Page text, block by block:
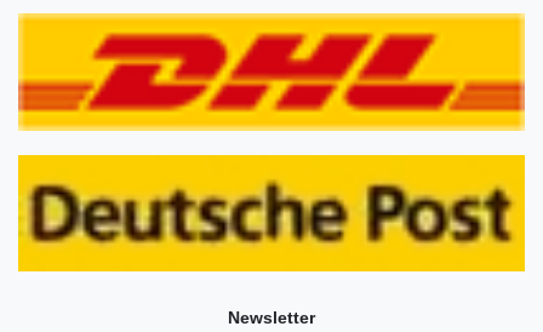
Newsletter